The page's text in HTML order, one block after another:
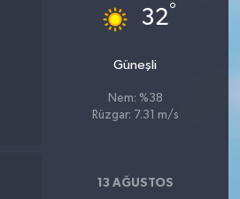
32°
Güneşli
Nem: %38
Rüzgar: 7.31 m/s
13 AĞUSTOS